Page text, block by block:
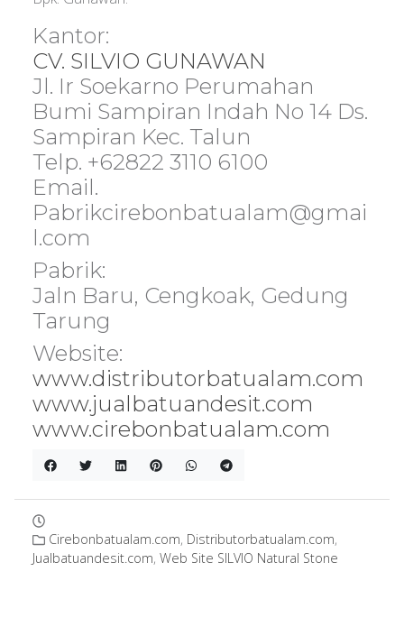
Kantor:
CV. SILVIO GUNAWAN
Jl. Ir Soekarno Perumahan
Bumi Sampiran Indah No 14 Ds.
Sampiran Kec. Talun
Telp. +62822 3110 6100
Email.
Pabrikcirebonbatualam@gmai
l.com
Pabrik:
Jaln Baru, Cengkoak, Gedung
Tarung
Website:
www.distributorbatualam.com
www.jualbatuandesit.com
www.cirebonbatualam.com
Cirebonbatualam.com, Distributorbatualam.com,
Jualbatuandesit.com, Web Site SILVIO Natural Stone